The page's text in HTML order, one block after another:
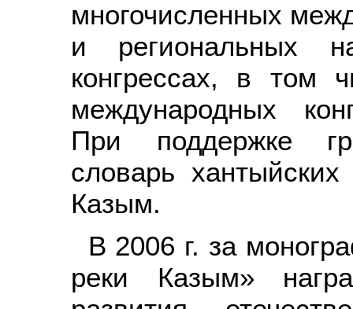
многочисленных
и региональных
конгрессах, в
международных
При поддержке
словарь
Казым.
В 2006 г. за
реки Казым»